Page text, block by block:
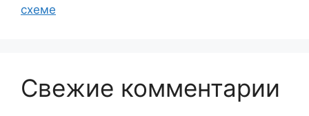
схеме
Свежие комментарии